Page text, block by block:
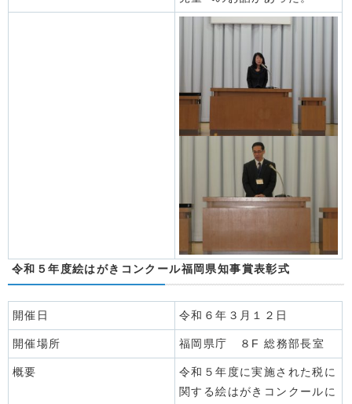
令和５年度絵はがきコンクール福岡県知事賞表彰式
開催日 令和６年３月１２日
開催場所 福岡県庁 ８F 総務部長室
概要
令和５年度に実施された税に
関する絵はがきコンクールに